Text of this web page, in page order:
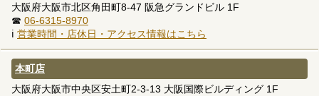
大阪府大阪市北区角田町8-47 阪急グランドビル 1F
☎ 06-6315-8970
ℹ 営業時間・店休日・アクセス情報はこちら
本町店
大阪府大阪市中央区安土町2-3-13 大阪国際ビルディング 1F